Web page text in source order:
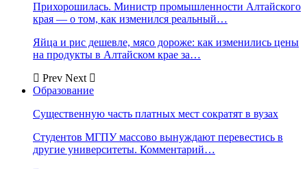
Прихорошилась. Министр промышленности Алтайского
края — о том, как изменился реальный…
Яйца и рис дешевле, мясо дороже: как изменились цены
на продукты в Алтайском крае за…
Prev Next
Образование
Существенную часть платных мест сократят в вузах
Студентов МГПУ массово вынуждают перевестись в
другие университеты. Комментарий…